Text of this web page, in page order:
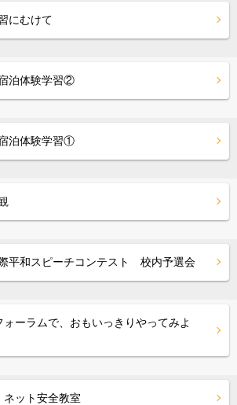
にむけて
宿泊体験学習②
泊体験学習①
際平和スピーチコンテスト 校内予選会
ォーラムで、おもいっきりやってみよ
ネット安全教室